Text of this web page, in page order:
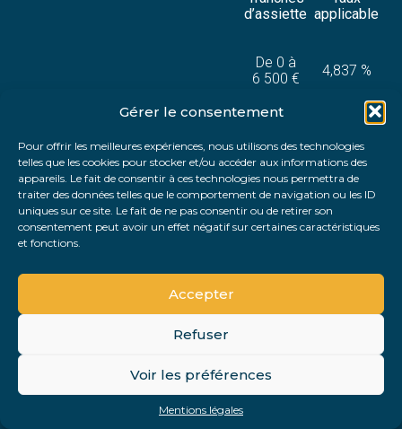
Gérer le consentement
Pour offrir les meilleures expériences, nous utilisons des technologies
telles que les cookies pour stocker et/ou accéder aux informations des
appareils. Le fait de consentir à ces technologies nous permettra de
traiter des données telles que le comportement de navigation ou les ID
uniques sur ce site. Le fait de ne pas consentir ou de retirer son
consentement peut avoir un effet négatif sur certaines caractéristiques
et fonctions.
Accepter
Refuser
Voir les préférences
Mentions légales
au
dissolution
d’assiette applicable
De 0 à
6 500 €
4,837 %
à 17 000 €
De 17 001
€ à 60 000
€
1,33 %
Plus de
Les pourvois en matière de livre foncier, de certificat
d’héritier, de certificat d’exécuteur testamentaire, de
certificat de non-dommageabilité, d’associations,
d’exécution forcée, d’administration forcée, de partage
judiciaire, et de procédure de taxe donnent lieu à la
perception d’un émolument fixe de 98,10 €.